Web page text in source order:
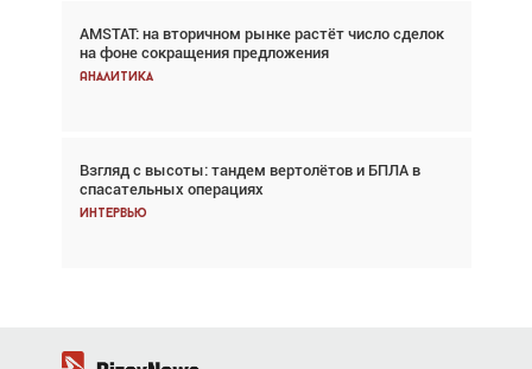
AMSTAT: на вторичном рынке растёт число сделок
на фоне сокращения предложения
Аналитика
Взгляд с высоты: тандем вертолётов и БПЛА в
спасательных операциях
Интервью
Проблемы с цепочками поставок сохраняются
Аналитика
Частный самолёт – это актив. Подходите к
покупке соответствующим образом
Интервью